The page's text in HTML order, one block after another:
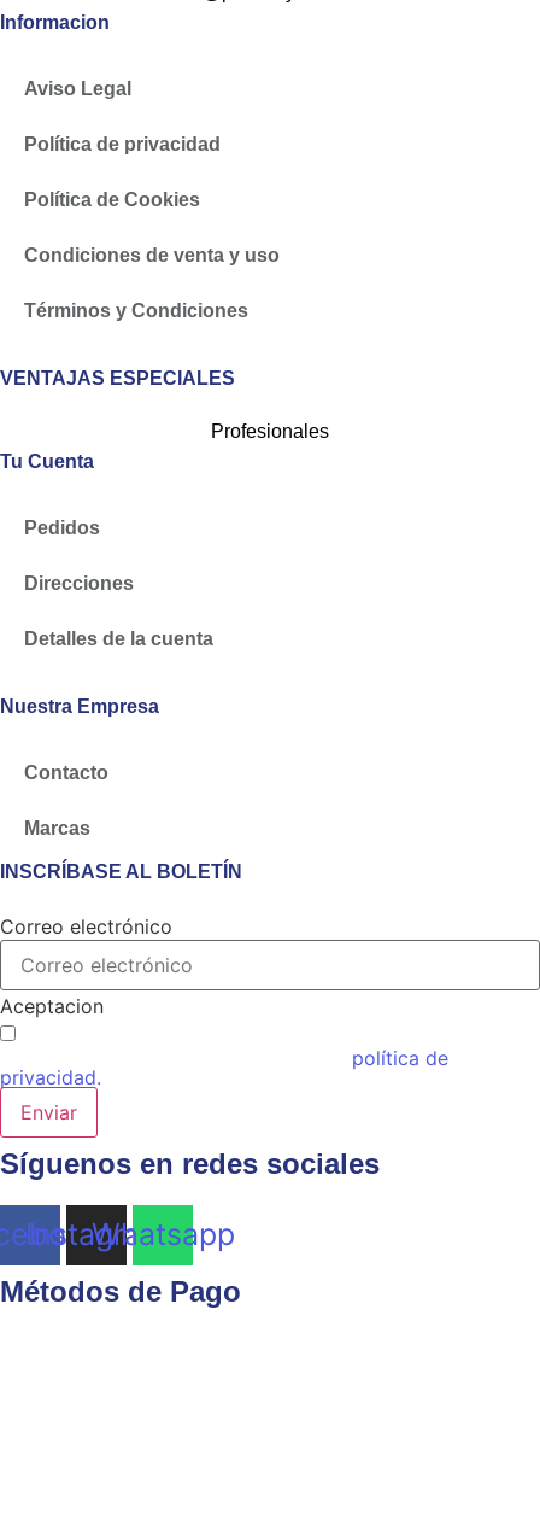
Informacion
Aviso Legal
Política de privacidad
Política de Cookies
Condiciones de venta y uso
Términos y Condiciones
VENTAJAS ESPECIALES
Profesionales
Tu Cuenta
Pedidos
Direcciones
Detalles de la cuenta
Nuestra Empresa
Contacto
Marcas
INSCRÍBASE AL BOLETÍN
Correo electrónico
Aceptacion
política de
privacidad.
Enviar
Síguenos en redes sociales
Instagram
Whatsapp
Métodos de Pago